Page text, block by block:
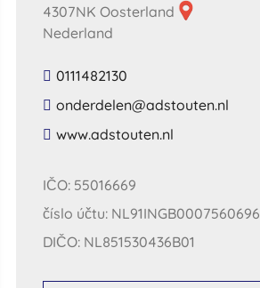
4307NK Oosterland
Nederland
0111482130
​onderdelen​@​adstouten​.​nl​
​www​.​adstouten​.​nl​
IČO: 55016669
číslo účtu: NL91INGB0007560696
DIČO: NL851530436B01